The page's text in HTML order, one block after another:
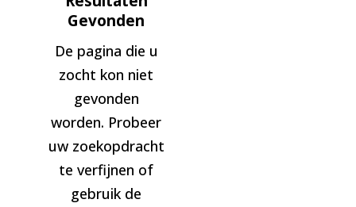
Gevonden
De pagina die u
zocht kon niet
gevonden
worden. Probeer
uw zoekopdracht
te verfijnen of
gebruik de